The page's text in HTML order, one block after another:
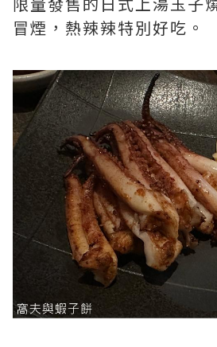
冒煙，熱辣辣特別好吃。